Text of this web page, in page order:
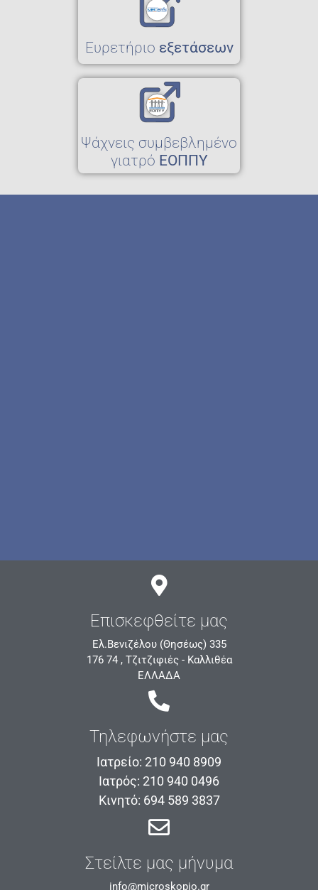
Eυρετήριο εξετάσεων
Ψάχνεις συμβεβλημένο
γιατρό ΕΟΠΠΥ
Επισκεφθείτε μας
Ελ.Βενιζέλου (Θησέως) 335
176 74 , Τζιτζιφιές - Καλλιθέα
ΕΛΛΑΔΑ
Τηλεφωνήστε μας
Ιατρείο: 210 940 8909
Ιατρός: 210 940 0496
Κινητό: 694 589 3837
Στείλτε μας μήνυμα
info@microskopio.gr